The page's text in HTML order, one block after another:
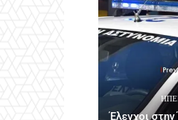
Έλεγχοι στην